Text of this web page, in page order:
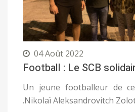
04 Août 2022
Football : Le SCB
Un jeune footballeur de
.Nikolaï Aleksandrovitch